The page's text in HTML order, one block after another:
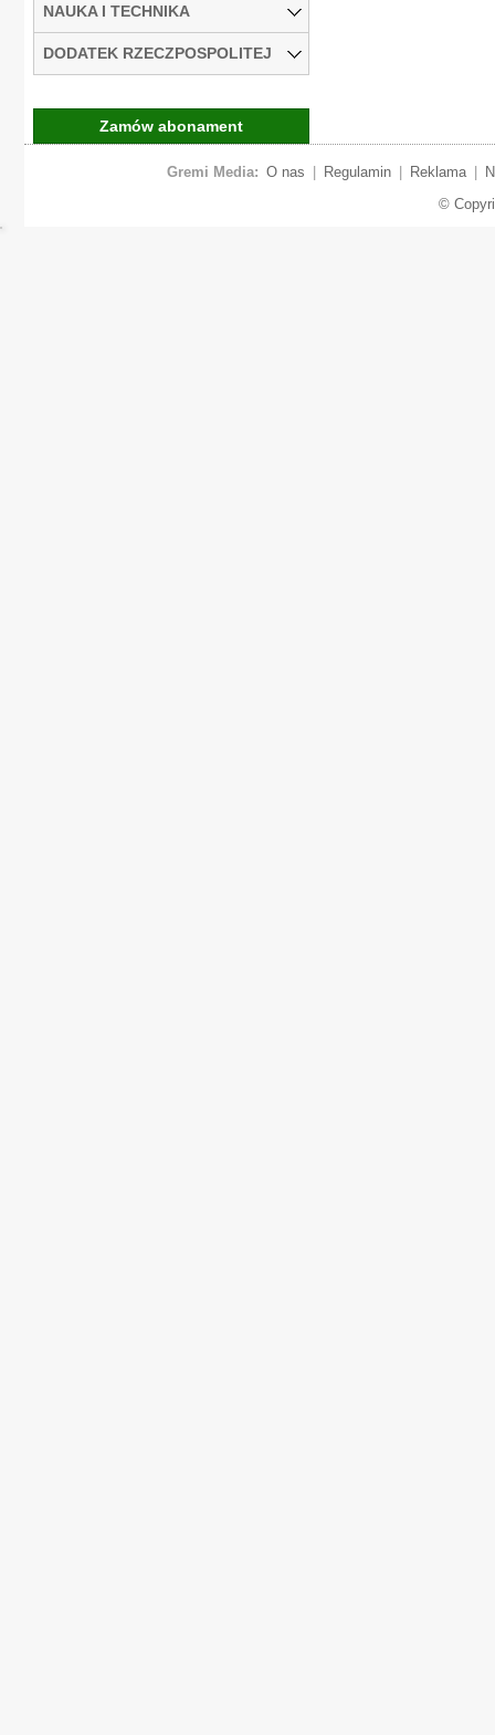
NAUKA I TECHNIKA
DODATEK RZECZPOSPOLITEJ
Zamów abonament
Gremi Media: O nas Regulamin Reklama
©